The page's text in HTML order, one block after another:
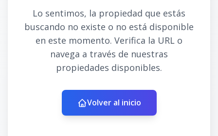
Lo sentimos, la propiedad que estás
buscando no existe o no está disponible
en este momento. Verifica la URL o
navega a través de nuestras
propiedades disponibles.
Volver al inicio